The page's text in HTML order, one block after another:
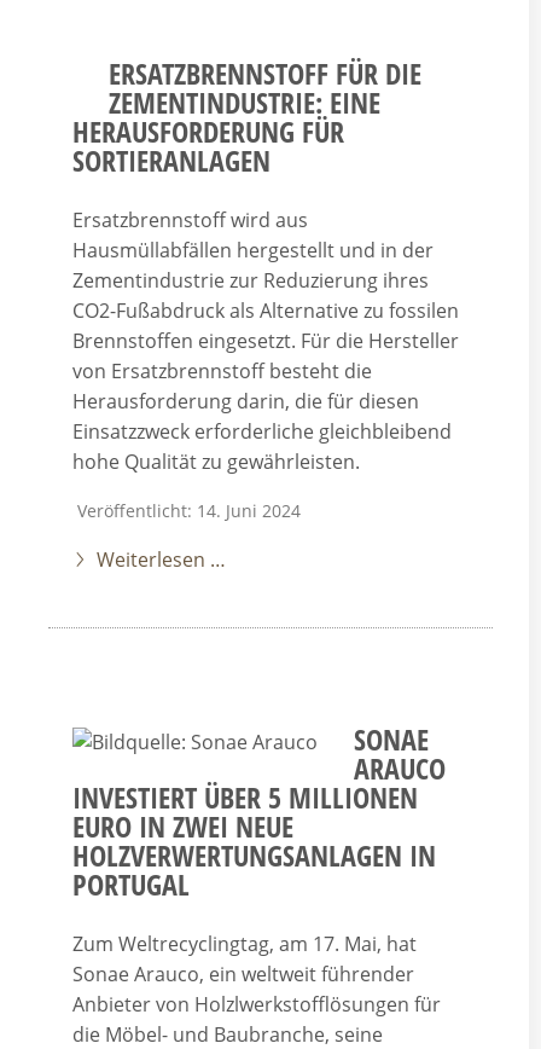
ERSATZBRENNSTOFF FÜR DIE
ZEMENTINDUSTRIE: EINE
HERAUSFORDERUNG FÜR
SORTIERANLAGEN
Ersatzbrennstoff wird aus
Hausmüllabfällen hergestellt und in der
Zementindustrie zur Reduzierung ihres
CO2-Fußabdruck als Alternative zu fossilen
Brennstoffen eingesetzt. Für die Hersteller
von Ersatzbrennstoff besteht die
Herausforderung darin, die für diesen
Einsatzzweck erforderliche gleichbleibend
hohe Qualität zu gewährleisten.
Veröffentlicht: 14. Juni 2024
Weiterlesen …
SONAE
ARAUCO
INVESTIERT ÜBER 5 MILLIONEN
EURO IN ZWEI NEUE
HOLZVERWERTUNGSANLAGEN IN
PORTUGAL
Zum Weltrecyclingtag, am 17. Mai, hat
Sonae Arauco, ein weltweit führender
Anbieter von Holzlwerkstofflösungen für
die Möbel- und Baubranche, seine